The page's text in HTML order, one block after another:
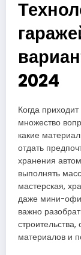
2024
Когда
множество
какие
отдать
хранения
выполнять
мастерская,
даже мини-
важно
материалов и